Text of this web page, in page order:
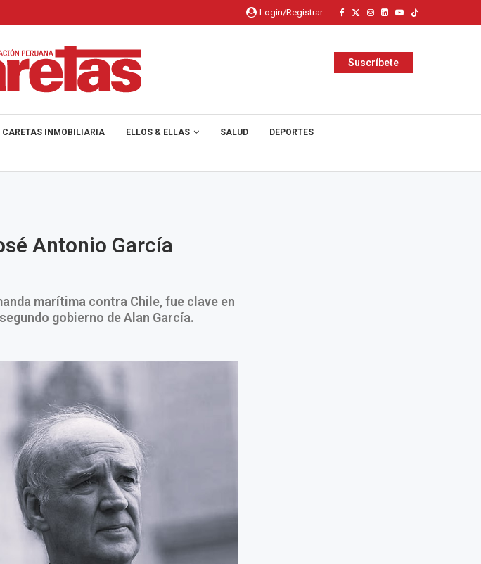
Login/Registrar
Suscríbete
CARETAS INMOBILIARIA ELLOS & ELLAS SALUD DEPORTES
Antonio García
marítima contra Chile, fue clave en
gobierno de Alan García.